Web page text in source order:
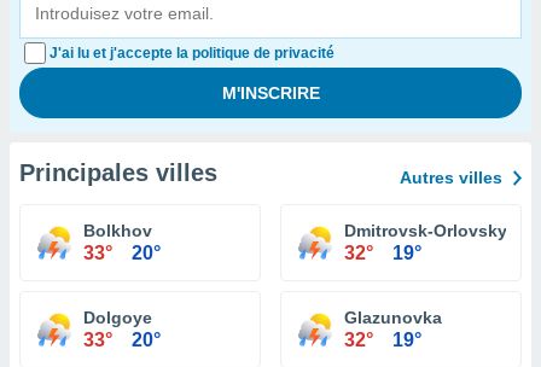
J'ai lu et j'accepte la politique de privacité
Principales villes Autres villes
Bolkhov
33° 20°
Dmitrovsk-Orlovsky
32° 19°
Dolgoye
33° 20°
Glazunovka
32° 19°